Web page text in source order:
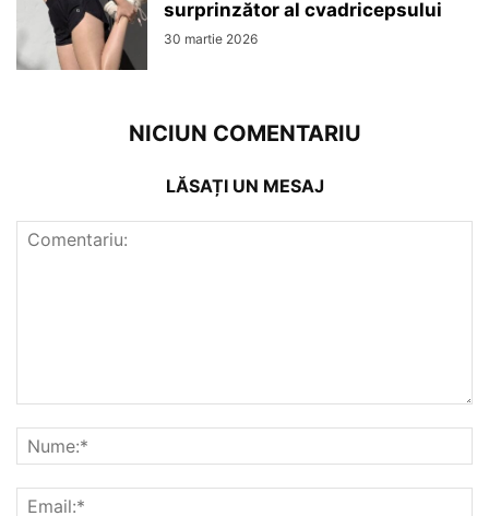
surprinzător al cvadricepsului
30 martie 2026
NICIUN COMENTARIU
LĂSAȚI UN MESAJ